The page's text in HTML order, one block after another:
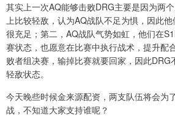
其实上一次AQ能够击败DRG主要是因为两
上比较轻敌，认为AQ战队不足为惧，因此
很充足；第二，AQ战队气势如虹，他们在
赛状态，也愿意在比赛中执行战术，提升配
败者组决赛，输掉比赛就要回家，因此DRG
轻敌状态。
今天晚些时候金来源配资，两支队伍将会为
战，不知道大家支持谁呢？